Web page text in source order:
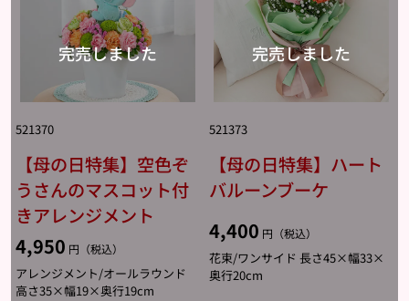
521370
【母の日特集】空色ぞ
うさんのマスコット付
きアレンジメント
4,950 円（税込）
アレンジメント/オールラウンド
高さ35×幅19×奥行19cm
521373
【母の日特集】ハート
バルーンブーケ
4,400 円（税込）
花束/ワンサイド 長さ45×幅33×
奥行20cm